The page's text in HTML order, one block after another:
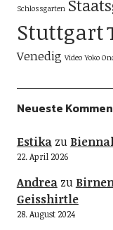
Schlossgarten
Stuttgart
Venedig Video Yoko
Neueste
Estikazu
22. April 2026
Andreazu
Geisshirtle
28. August 2024